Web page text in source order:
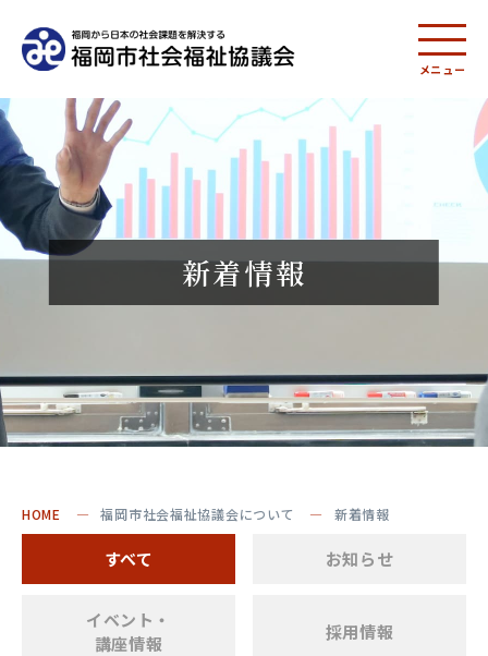
メニュー
新着情報
HOME 福岡市社会福祉協議会について 新着情報
すべて お知らせ
イベント・
講座情報
採用情報